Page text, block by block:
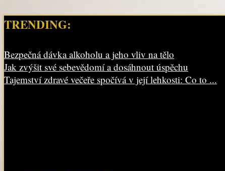
TRENDING:
Bezpečná dávka alkoholu a jeho vliv na tělo
Jak zvýšit své sebevědomí a dosáhnout úspěchu
Tajemství zdravé večeře spočívá v její lehkosti: Co to ...